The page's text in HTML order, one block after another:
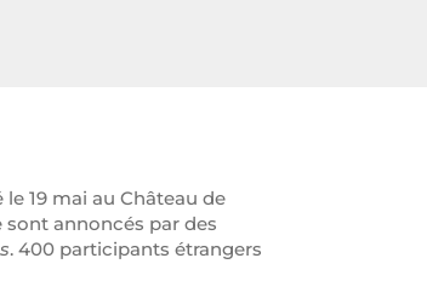
19 mai au Château de
sont annoncés par des
. 400 participants étrangers